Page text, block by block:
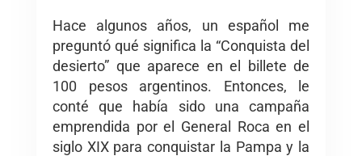
Hace algunos años, un español me
preguntó qué significa la “Conquista del
desierto” que aparece en el billete de
100 pesos argentinos. Entonces, le
conté que había sido una campaña
emprendida por el General Roca en el
siglo XIX para conquistar la Pampa y la